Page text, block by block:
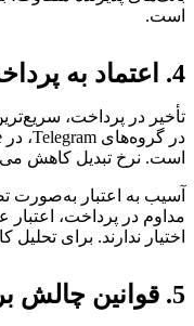
است.
4. اعتماد به پرداخت‌ها فرو ریخت — و پس از آن اعتبار هم فرو رفت
است. نرخ تبدیل کاهش
مداوم در پرداخت،
اختیار ندارند. برای
5. قوانین چالش برای پایداری بلندمدت طراحی نشده بودند